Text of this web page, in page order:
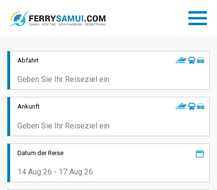
Abfahrt
Ankunft
Datum der Reise